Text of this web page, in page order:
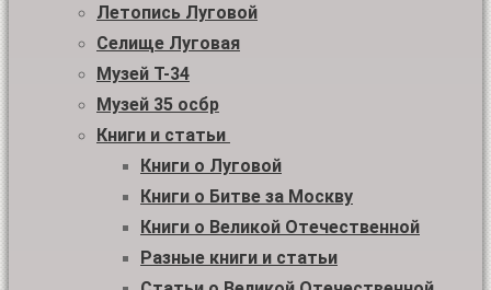
Летопись Луговой
Селище Луговая
Музей Т-34
Музей 35 осбр
Книги и статьи
Книги о Луговой
Книги о Битве за Москву
Книги о Великой Отечественной
Разные книги и статьи